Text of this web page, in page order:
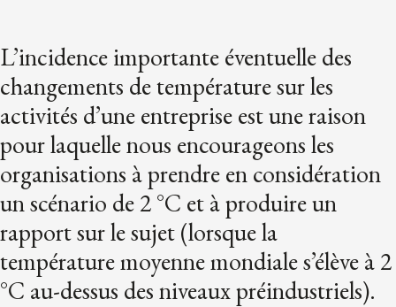
L’incidence importante éventuelle des
changements de température sur les
activités d’une entreprise est une raison
pour laquelle nous encourageons les
organisations à prendre en considération
un scénario de 2 °C et à produire un
rapport sur le sujet (lorsque la
température moyenne mondiale s’élève à 2
°C au-dessus des niveaux préindustriels).